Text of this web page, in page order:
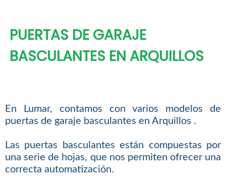
PUERTAS DE GARAJE
BASCULANTES EN ARQUILLOS
En Lumar, contamos con varios modelos de
puertas de garaje basculantes en Arquillos .
Las puertas basculantes están compuestas por
una serie de hojas, que nos permiten ofrecer una
correcta automatización.